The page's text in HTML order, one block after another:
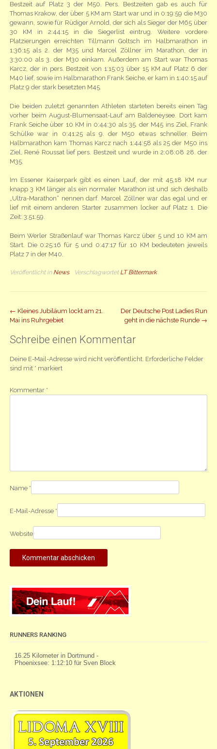
Bestzeit auf Platz 3 der M50. Pers. Bestzeiten gab es auch für
Thomas Krakow, der über 5 KM am Start war und in 0:19:59 die M30
gewann, sowie für Rüdiger Arnold, der sich als Sieger der M65 über
30 KM in 2:44:15 in die Siegerlist eintrug. Weitere vordere
Platzierungen erreichten Tillmann Goltsch im Halbmarathon in
1:36:15 als 2. der M35 und Marcel Zöllner im Marathon, der in
3:30:00 als 3. der M30 einkam. Außerdem am Start war Thomas
Karcz, der in pers. Bestzeit von 1:15:03 über 15 KM auf Platz 6 der
M40 lief, sowie im Halbmarathon Frank Seiche, er kam in 1:40:15 auf
Platz 9 der stark besetzten M45.
Die beiden zuletzt genannten Athleten starteten bereits einen Tag
vorher beim August-Blumensaat-Lauf am Baldeneysee. Dort kam
Frank Seiche über 10 KM in 0:44:30 als 35. der M45 ins Ziel, Frank
Schülke war in 0:41:25 als 9. der M50 etwas schneller. Beim
Halbmarathon kam Thomas Karcz nach 1:44:58 als 25 der M50 ins
Ziel, René Roussat lief pers. Bestzeit und wurde in 2:08:08 28. der
M35.
Im Essener Kaiserpark gibt es einen Lauf, der mit 45,18 KM nur
knapp 3 KM länger als ein normaler Marathon ist und sich deshalb
„Ultra-Marathon“ nennen darf. Marcel Zöllner war das egal und er
lief mit einem anderen Starter zusammen locker auf Platz 1. Die
Zeit: 3:51:59.
Beim Werler Straßenlauf war Thomas Karcz über 5 und 10 KM am
Start. Die 0:25:16 für 5 und 0:47:17 für 10 KM bedeuteten jeweils
Platz 7 in der M40.
Veröffentlicht in News Verschlagwortet LT Bittermark
Beitrag
Navigation
← Kleines Jubiläum lockt am 21.
Mai ins Ruhrgebiet
Der Deutsche Post Ladies Run
geht in die nächste Runde →
Schreibe einen Kommentar
Deine E-Mail-Adresse wird nicht veröffentlicht. Erforderliche Felder
sind mit * markiert
Kommentar *
Name *
E-Mail-Adresse *
Website
RUNNERS RANKING
AKTIONEN